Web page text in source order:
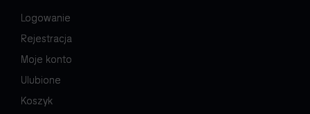
Logowanie
Rejestracja
Moje konto
Ulubione
Koszyk